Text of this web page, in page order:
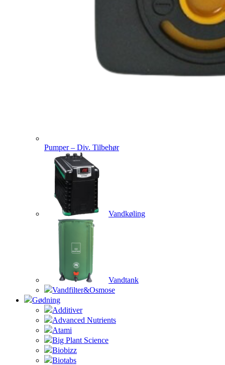
Pumper – Div. Tilbehør
Vandkøling
Vandtank
Vandfilter&Osmose
Gødning
Additiver
Advanced Nutrients
Atami
Big Plant Science
Biobizz
Biotabs